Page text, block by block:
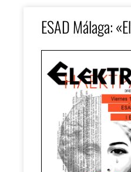
ESAD Málaga: